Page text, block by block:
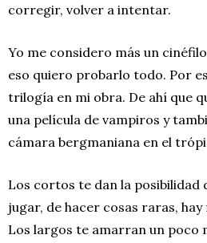
corregir, volver a intentar.
Yo me considero más un
eso quiero probarlo todo. Por
trilogía en mi obra. De ahí que
una película de vampiros y
cámara bergmaniana en el
Los cortos te dan la posibilidad
jugar, de hacer cosas raras,
Los largos te amarran un poco